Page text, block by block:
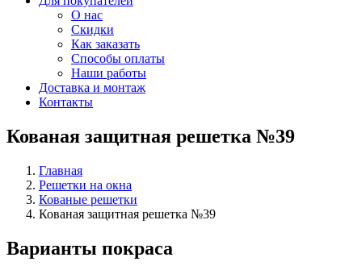
О нас
Скидки
Как заказать
Способы оплаты
Наши работы
Доставка и монтаж
Контакты
Кованая защитная решетка №39
Главная
Решетки на окна
Кованые решетки
Кованая защитная решетка №39
Варианты покраса